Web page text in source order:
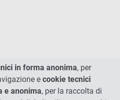
in forma anonima, per
e cookie tecnici
e anonima, per la raccolta di